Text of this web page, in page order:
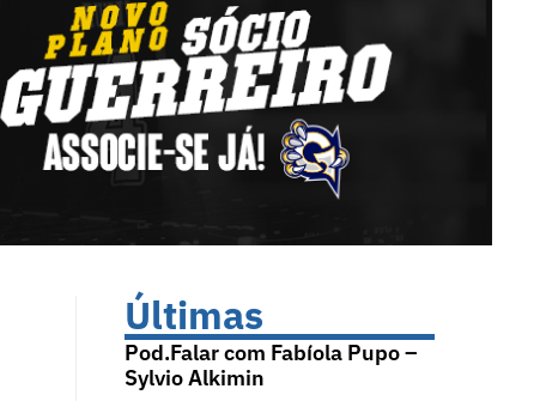
Últimas
Pod.Falar com Fabíola Pupo –
Sylvio Alkimin